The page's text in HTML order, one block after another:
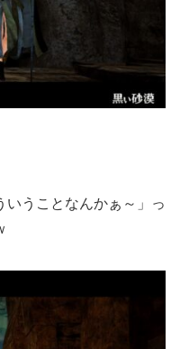
いうことなんかぁ～」っ